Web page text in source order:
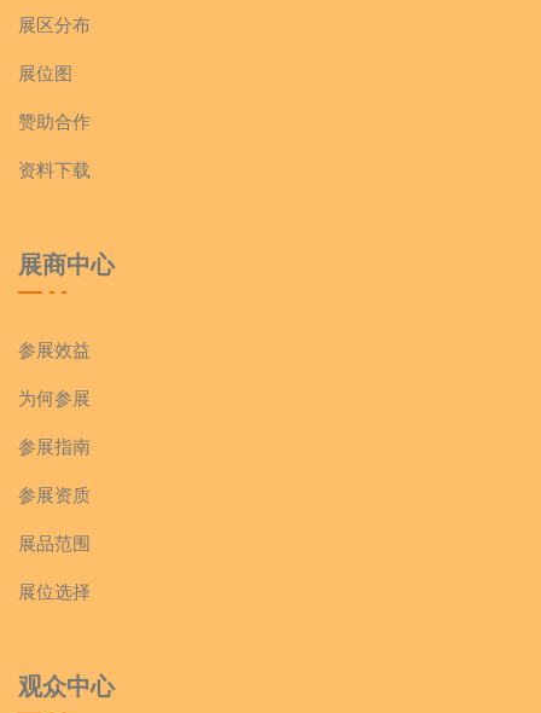
展区分布
展位图
赞助合作
资料下载
展商中心
参展效益
为何参展
参展指南
参展资质
展品范围
展位选择
观众中心